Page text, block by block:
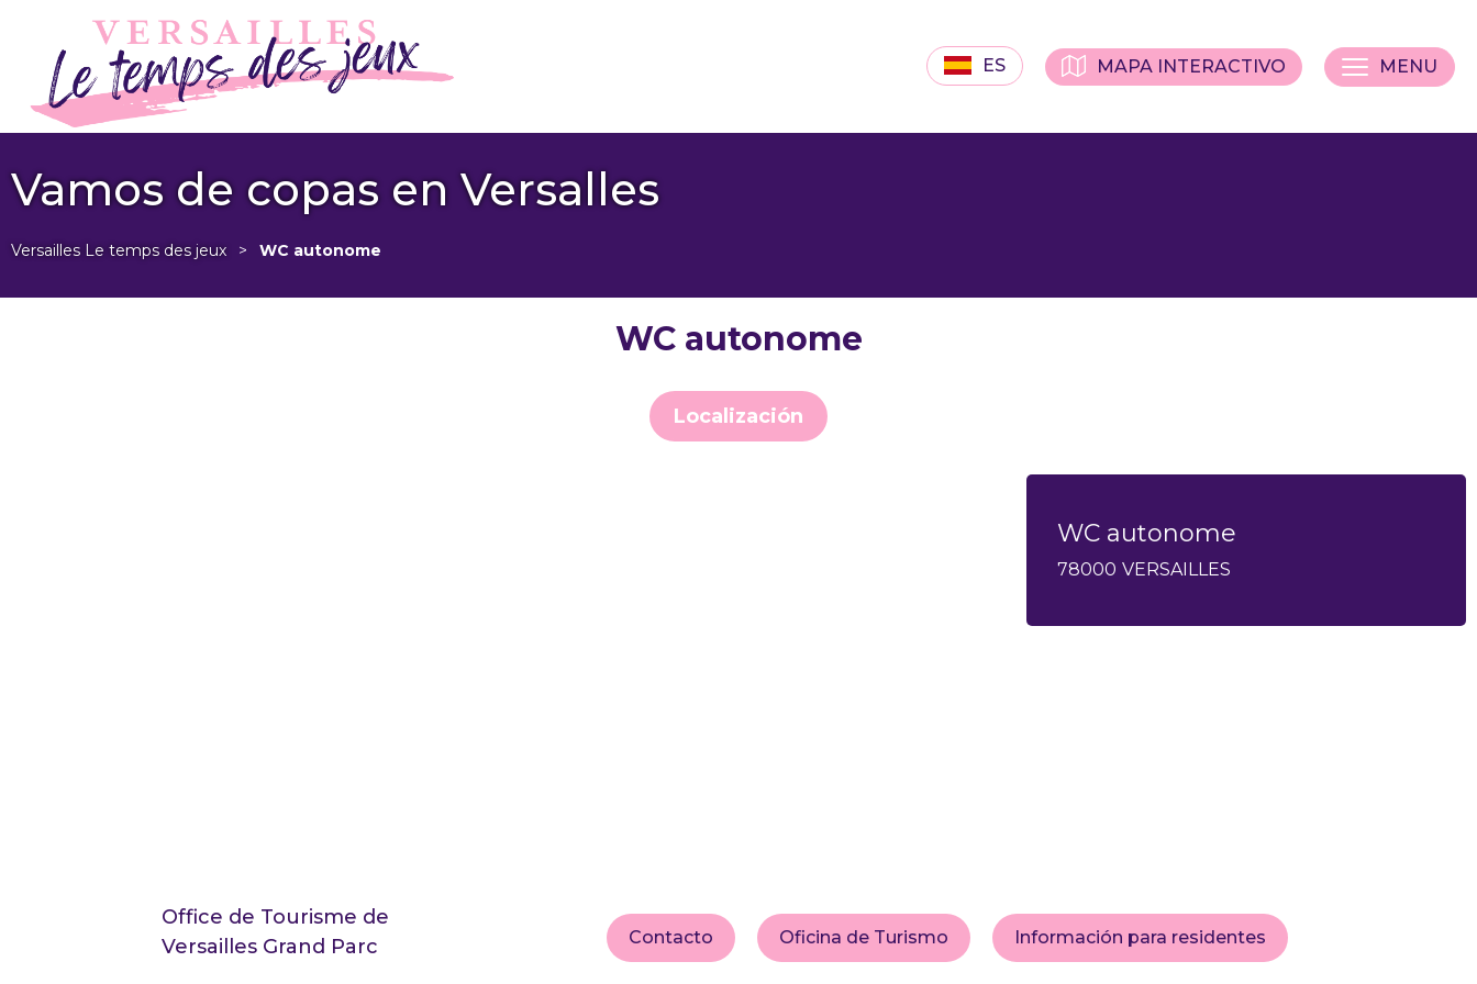
ES MAPA INTERACTIVO MENU
Vamos de copas en Versalles
Versailles Le temps des jeux > WC autonome
WC autonome
Localización
WC autonome
78000 VERSAILLES
Office de Tourisme de
Versailles Grand Parc
Contacto Oficina de Turismo Información para residentes